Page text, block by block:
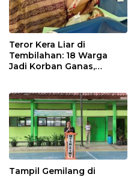
Teror Kera Liar di
Tembilahan: 18 Warga
Jadi Korban Ganas,
Tampil Gemilang di